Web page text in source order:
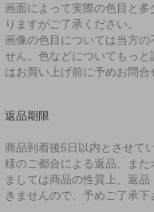
画面によって実際の色目と多
りますがご了承ください。
画像の色目については当方の
せん。色などについてもっと
はお買い上げ前に予めお問合
返品期限
商品到着後5日以内とさせて
様のご都合による返品、また
ましては商品の性質上、返
きませんので、予めご了承下